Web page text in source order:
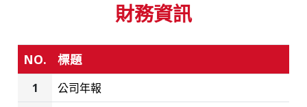
每月合併營收
公司債
財務資訊
NO. 標題
公司年報